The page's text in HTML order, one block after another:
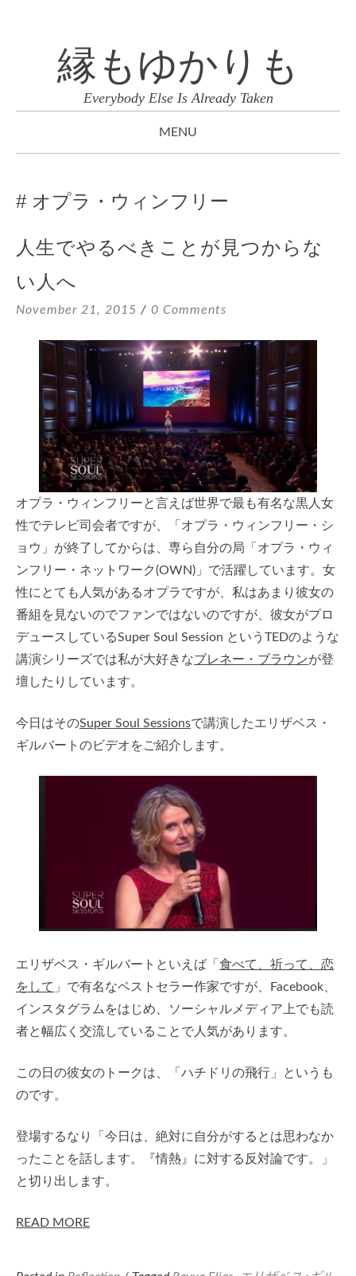
縁もゆかりも
Everybody Else Is Already Taken
MENU
オプラ・ウィンフリー
人生でやるべきことが見つからな
い人へ
November 21, 2015 0 Comments
オプラ・ウィンフリーと言えば世界で最も有名な黒人女
性でテレビ司会者ですが、「オプラ・ウィンフリー・シ
ョウ」が終了してからは、専ら自分の局「オプラ・ウィ
ンフリー・ネットワーク(OWN)」で活躍しています。女
性にとても人気があるオプラですが、私はあまり彼女の
番組を見ないのでファンではないのですが、彼女がプロ
デュースしているSuper Soul Session というTEDのような
講演シリーズでは私が大好きなブレネー・ブラウンが登
壇したりしています。
今日はそのSuper Soul Sessionsで講演したエリザベス・
ギルバートのビデオをご紹介します。
エリザベス・ギルバートといえば「 食べて、祈って、恋
をして 」で有名なベストセラー作家ですが、Facebook、
インスタグラムをはじめ、ソーシャルメディア上でも読
者と幅広く交流していることで人気があります。
この日の彼女のトークは、「ハチドリの飛行」というも
のです。
登場するなり「今日は、絶対に自分がするとは思わなか
ったことを話します。『情熱』に対する反対論です。」
と切り出します。
READ MORE